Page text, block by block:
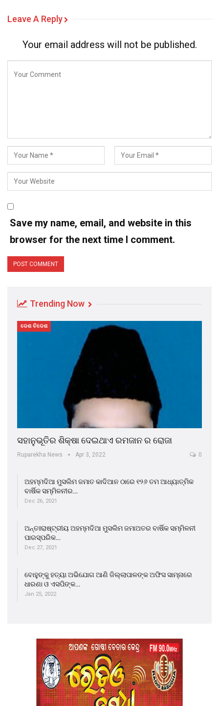
Leave A Reply
Your email address will not be published.
Save my name, email, and website in this
browser for the next time I comment.
Trending Now
ଦେଶ ବିଦେଶ
ସହାନୁଭୂତିର ଶିକ୍ଷା ଦେଇଥାଏ ରମଜାନ ର ରୋଜା
Ruparekha News Apr 3, 2022 0
ଅହମ୍ମଦିଆ ମୁସଲିମ ଜମାତ କାଦିଆନ ଠାରେ ୧୨୬ ତମ ଆଧ୍ୟାତ୍ମିକ
ବାର୍ଷିକ ସମ୍ମିଳନୀର…
Dec 26, 2021
ଅନ୍ତଃରାଷ୍ଟ୍ରୀୟ ଅହମ୍ମଦିଆ ମୁସଲିମ ଜମାଅତର ବାର୍ଷିକ ସମ୍ମିଳନୀ
ପାରସ୍ପରିକ…
Dec 27, 2021
ବୋହୁଙ୍କୁ ହତ୍ୟା ଅଭିଯୋଗ ଆଣି ଜିଲ୍ଲାପାଳଙ୍କ ଅଫିସ ସାମ୍ନାରେ
ଧାରଣା ଓ ଏସପିଙ୍କ…
Jan 25, 2022